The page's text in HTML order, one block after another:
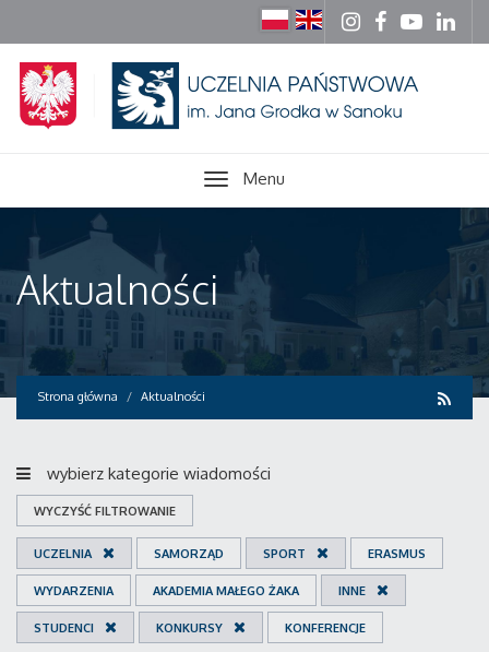
Menu
Aktualności
Strona główna Aktualności
wybierz kategorie wiadomości
WYCZYŚĆ FILTROWANIE
UCZELNIA SAMORZĄD SPORT ERASMUS
WYDARZENIA AKADEMIA MAŁEGO ŻAKA INNE
STUDENCI KONKURSY KONFERENCJE